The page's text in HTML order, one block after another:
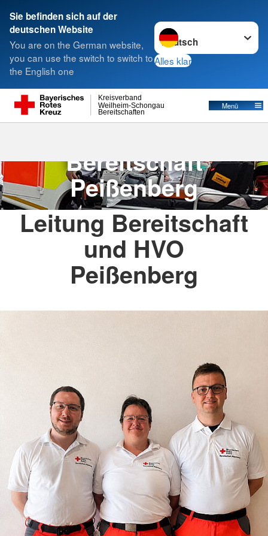
Sie befinden sich auf der
deutschen Website
You are on the German website,
you can use the switch to switch to
the English one
Sprache wechseln zu
Alles klar
Bereitschaften
Weilheim-Schongau
Kreisverband
Menü
Suche
Bereitschaft Peißenberg
Bereitschaft
Peißenberg
Leitung Bereitschaft
und HVO
Peißenberg